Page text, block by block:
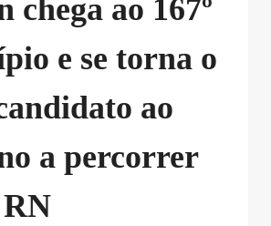
chega ao 167º
e se torna o
ao
a percorrer